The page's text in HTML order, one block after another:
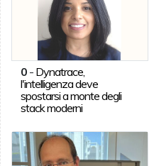
0- Dynatrace,
l'intelligenza deve
spostarsi a monte degli
stack moderni